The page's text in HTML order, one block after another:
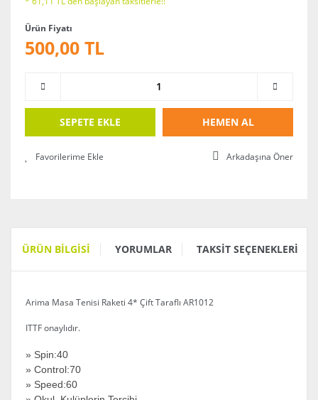
Ürün Fiyatı
500,00 TL
SEPETE EKLE HEMEN AL
Arkadaşına Öner
ÜRÜN BILGISI YORUMLAR TAKSIT SEÇENEKLERI
Arima Masa Tenisi Raketi 4* Çift Taraflı AR1012
ITTF onaylıdır.
» Spin:40
» Control:70
» Speed:60